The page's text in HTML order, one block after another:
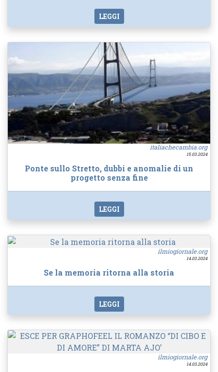
LEGGI
italiachecambia.org
15.03.2024
Ponte sullo Stretto, dubbi e anomalie di un
progetto senza fine
LEGGI
ilmiogiornale.org
14.03.2024
Se la memoria ritorna alla storia
LEGGI
ilmiogiornale.org
14.03.2024